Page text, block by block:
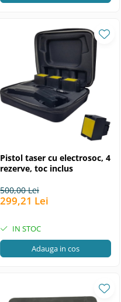
Pistol taser cu electrosoc, 4
rezerve, toc inclus
500,00 Lei
299,21 Lei
IN STOC
Adauga in cos